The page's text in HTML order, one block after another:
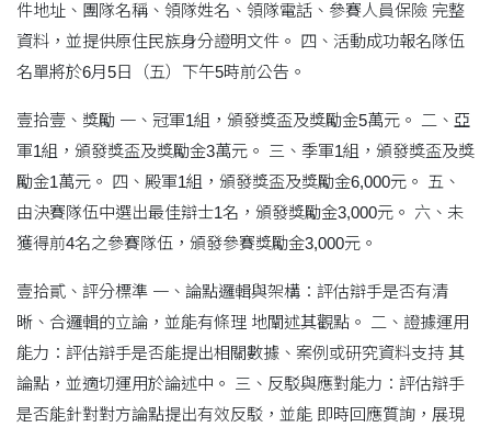
件地址、團隊名稱、領隊姓名、領隊電話、參賽人員保險 完整
資料，並提供原住民族身分證明文件。 四、活動成功報名隊伍
名單將於6月5日（五）下午5時前公告。
壹拾壹、獎勵 一、冠軍1組，頒發獎盃及獎勵金5萬元。 二、亞
軍1組，頒發獎盃及獎勵金3萬元。 三、季軍1組，頒發獎盃及獎
勵金1萬元。 四、殿軍1組，頒發獎盃及獎勵金6,000元。 五、
由決賽隊伍中選出最佳辯士1名，頒發獎勵金3,000元。 六、未
獲得前4名之參賽隊伍，頒發參賽獎勵金3,000元。
壹拾貳、評分標準 一、論點邏輯與架構：評估辯手是否有清
晰、合邏輯的立論，並能有條理 地闡述其觀點。 二、證據運用
能力：評估辯手是否能提出相關數據、案例或研究資料支持 其
論點，並適切運用於論述中。 三、反駁與應對能力：評估辯手
是否能針對對方論點提出有效反駁，並能 即時回應質詢，展現